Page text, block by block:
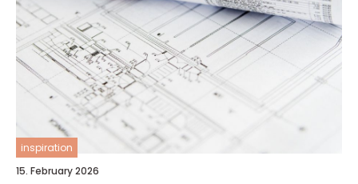
inspiration
15. February 2026